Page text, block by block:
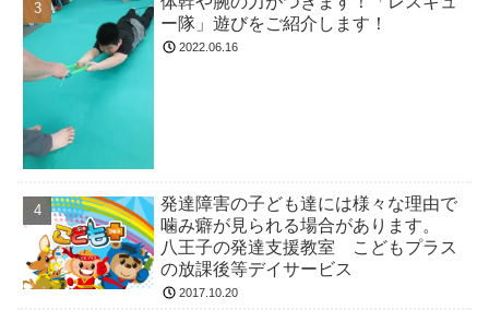
ー隊」遊びをご紹介します！
2022.06.16
発達障害の子ども達には様々な理由で
噛み癖が見られる場合があります。
八王子の発達支援教室 こどもプラス
の放課後等デイサービス
2017.10.20